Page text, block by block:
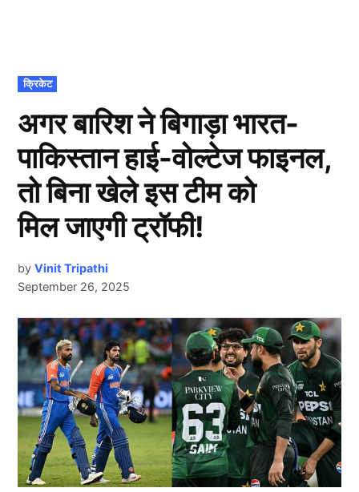
POSTED
IN
क्रिकेट
अगर बारिश ने बिगाड़ा भारत-
पाकिस्तान हाई-वोल्टेज फाइनल,
तो बिना खेले इस टीम को
मिल जाएगी ट्रॉफी!
by Vinit Tripathi
September 26, 2025